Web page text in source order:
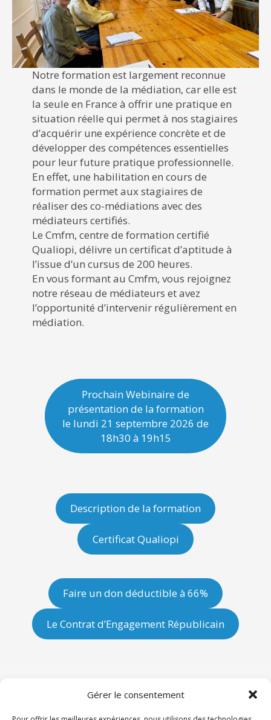
Gérer le consentement
Notre formation est largement reconnue
dans le monde de la médiation, car elle est
la seule en France à offrir une pratique en
situation réelle qui permet à nos stagiaires
d’acquérir une expérience concrète et de
développer des compétences essentielles
pour leur future pratique professionnelle.
En effet, une habilitation en cours de
formation permet aux stagiaires de
réaliser des co-médiations avec des
médiateurs certifiés.
Le Cmfm, centre de formation certifié
Qualiopi, délivre un certificat d’aptitude à
l’issue d’un cursus de 200 heures.
En vous formant au Cmfm, vous rejoignez
notre réseau de médiateurs et avez
l’opportunité d’intervenir régulièrement en
médiation.
Prochain Webinaire de
présentation de la formation
le lundi 21 septembre 2026 de
18h30 à 19h15
Description de la formation
Certificat Qualiopi
Faire un don déductible à 66%
Le Contrat d’Engagement Républicain